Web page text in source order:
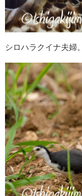
シロハラクイナ夫婦。